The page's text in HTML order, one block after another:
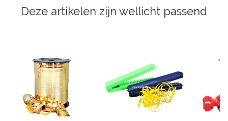
Deze artikelen zijn wellicht passend